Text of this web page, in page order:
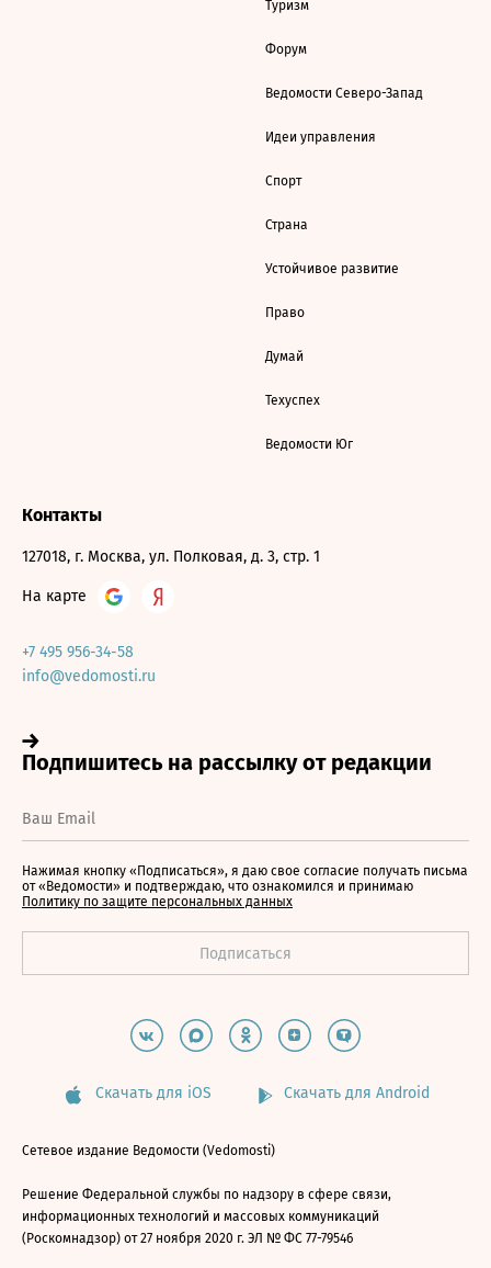
Туризм
Форум
Ведомости Северо-Запад
Идеи управления
Спорт
Страна
Устойчивое развитие
Право
Думай
Техуспех
Ведомости Юг
Контакты
127018, г. Москва, ул. Полковая, д. 3, стр. 1
На карте
+7 495 956-34-58
info@vedomosti.ru
Нажимая кнопку «Подписаться», я даю свое согласие получать письма
от «Ведомости» и подтверждаю, что ознакомился и принимаю
Политику по защите персональных данных
Скачать для iOS Скачать для Android
Сетевое издание Ведомости (Vedomosti)
Решение Федеральной службы по надзору в сфере связи,
информационных технологий и массовых коммуникаций
(Роскомнадзор) от 27 ноября 2020 г. ЭЛ № ФС 77-79546